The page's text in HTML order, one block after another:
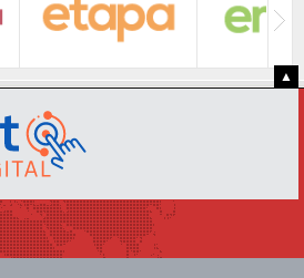
▲